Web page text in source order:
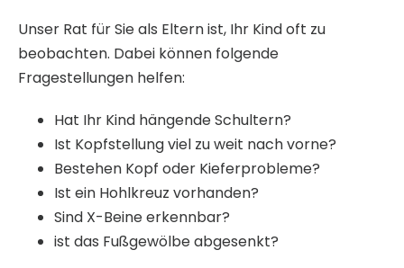
Unser Rat für Sie als Eltern ist, Ihr Kind oft zu
beobachten. Dabei können folgende
Fragestellungen helfen:
Hat Ihr Kind hängende Schultern?
Ist Kopfstellung viel zu weit nach vorne?
Bestehen Kopf oder Kieferprobleme?
Ist ein Hohlkreuz vorhanden?
Sind X-Beine erkennbar?
ist das Fußgewölbe abgesenkt?